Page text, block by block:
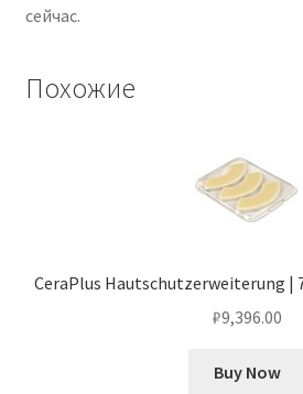
сейчас.
Похожие
CeraPlus Hautschutzerweiterung |
₽9,396.00
Buy Now